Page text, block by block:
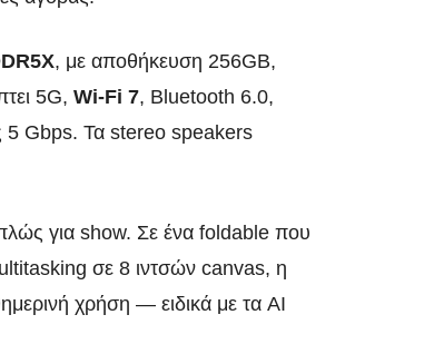
, με αποθήκευση 256GB,
5G, Wi-Fi 7, Bluetooth 6.0,
5 Gbps. Τα stereo speakers
για show. Σε ένα foldable που
σε 8 ιντσών canvas, η
χρήση — ειδικά με τα AI